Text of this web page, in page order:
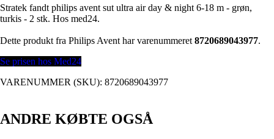
Stratek fandt philips avent sut ultra air day & night 6-18 m - grøn,
turkis - 2 stk. Hos med24.
Dette produkt fra Philips Avent har varenummeret 8720689043977.
Se prisen hos Med24
VARENUMMER (SKU): 8720689043977
ANDRE KØBTE OGSÅ